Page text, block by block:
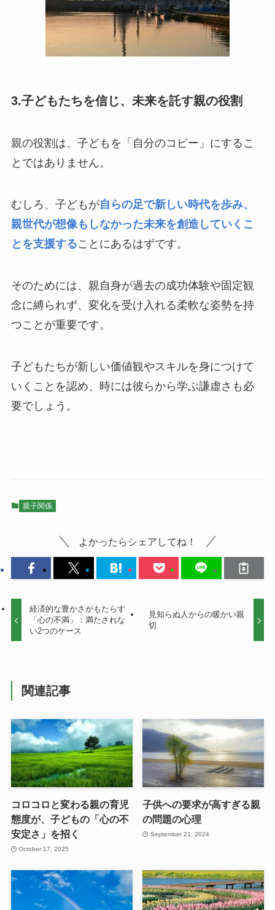
3.子どもたちを信じ、未来を託す親の役割
親の役割は、子どもを「自分のコピー」にするこ
とではありません。
むしろ、子どもが自らの足で新しい時代を歩み、
親世代が想像もしなかった未来を創造していくこ
とを支援することにあるはずです。
そのためには、親自身が過去の成功体験や固定観
念に縛られず、変化を受け入れる柔軟な姿勢を持
つことが重要です。
子どもたちが新しい価値観やスキルを身につけて
いくことを認め、時には彼らから学ぶ謙虚さも必
要でしょう。
親子関係
よかったらシェアしてね！
経済的な豊かさがもたらす
「心の不満」：満たされな
い2つのケース
見知らぬ人からの暖かい親
切
関連記事
コロコロと変わる親の育児
態度が、子どもの「心の不
安定さ」を招く
October 17, 2025
子供への要求が高すぎる親
の問題の心理
September 21, 2024